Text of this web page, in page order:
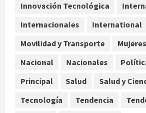
4
aguacate desde
agosto 8, 2026
Rolex al equipo de
AICM
Innovación Tecnológica
Internacionales
International
Movilidad y Transporte
Mujeres
Nacional
Nacionales
Principal
Salud Salud y
Tecnología
Tendencia